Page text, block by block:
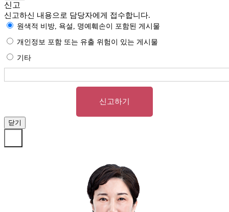
신고
신고하신 내용으로 담당자에게 접수합니다.
원색적 비방, 욕설, 명예훼손이 포함된 게시물
개인정보 포함 또는 유출 위험이 있는 게시물
기타
신고하기
닫기